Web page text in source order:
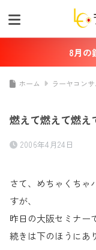
8月の
ホーム ラーヤコン
燃えて燃えて燃え
2006年4月24日
さて、めちゃくちゃ
すが、
昨日の大阪セミナー
続きは下のほうにあ